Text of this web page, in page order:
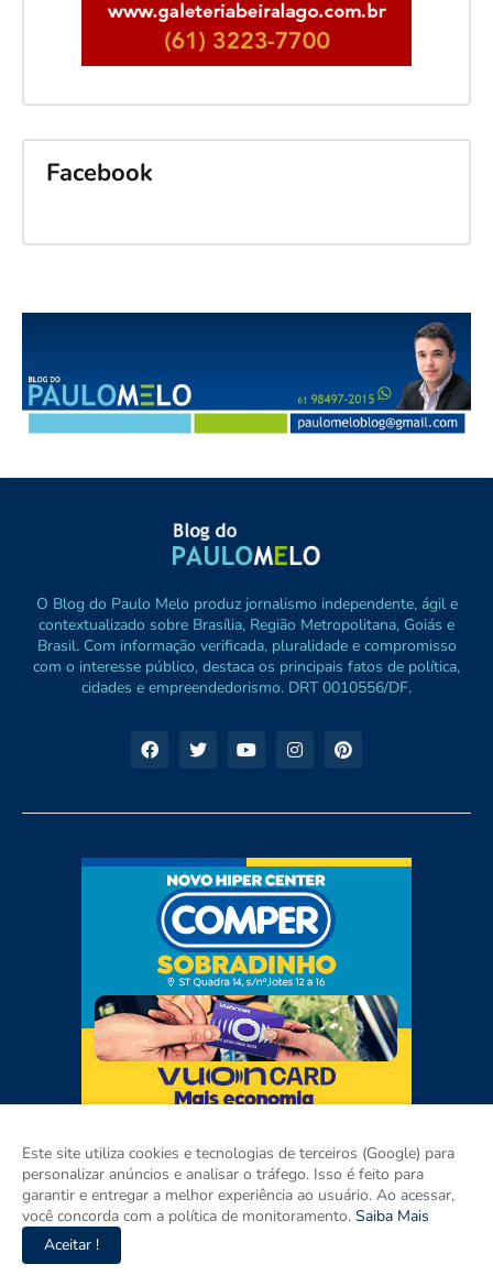
Facebook
O Blog do Paulo Melo produz jornalismo independente, ágil e
contextualizado sobre Brasília, Região Metropolitana, Goiás e
Brasil. Com informação verificada, pluralidade e compromisso
com o interesse público, destaca os principais fatos de política,
cidades e empreendedorismo. DRT 0010556/DF.
Este site utiliza cookies e tecnologias de terceiros (Google) para
personalizar anúncios e analisar o tráfego. Isso é feito para
garantir e entregar a melhor experiência ao usuário. Ao acessar,
você concorda com a política de monitoramento. Saiba Mais
Aceitar !